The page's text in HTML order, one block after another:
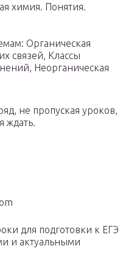
химия. Понятия.
Органическая
связей, Классы
Неорганическая
не пропуская уроков,
ждать.
для подготовки к ЕГЭ
и актуальными